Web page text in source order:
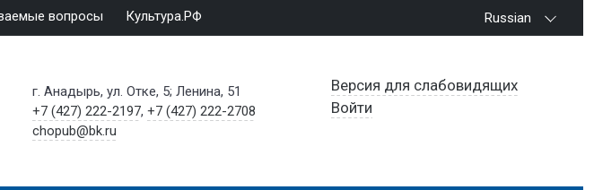
вопросы Культура.РФ Russian
г. Анадырь, ул. Отке, 5; Ленина, 51
+7 (427) 222-2197,+7 (427) 222-2708
chopub@bk.ru
Версия для слабовидящих
Войти